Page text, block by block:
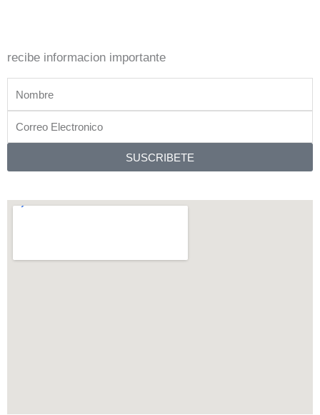
p
p
r
a
o
k
recibe informacion importante
Nombre
Correo
Electronico
SUSCRIBETE